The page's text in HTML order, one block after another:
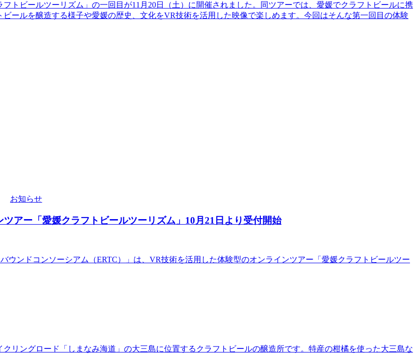
トビールツーリズム」の一回目が11月20日（土）に開催されました。同ツアーでは、愛媛でクラフトビールに携
ールを醸造する様子や愛媛の歴史、文化をVR技術を活用した映像で楽しめます。今回はそんな第一回目の体験
お知らせ
アー「愛媛クラフトビールツーリズム」10月21日より受付開始
ウンドコンソーシアム（ERTC）」は、VR技術を活用した体験型のオンラインツアー「愛媛クラフトビールツー
リングロード「しまなみ海道」の大三島に位置するクラフトビールの醸造所です。特産の柑橘を使った大三島な